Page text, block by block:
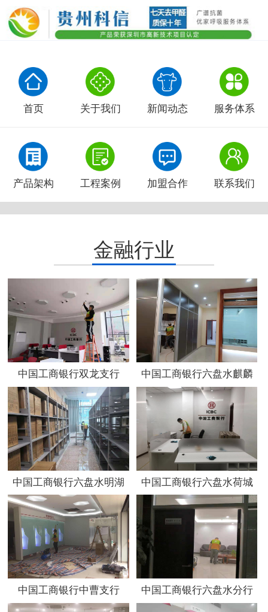
首页 关于我们 新闻动态 服务体系
产品架构 工程案例 加盟合作 联系我们
金融行业
中国工商银行双龙支行
中国工商银行六盘水麒麟
支行
中国工商银行六盘水明湖
支行档案室
中国工商银行六盘水荷城
支行
中国工商银行中曹支行
中国工商银行六盘水分行
办公大楼